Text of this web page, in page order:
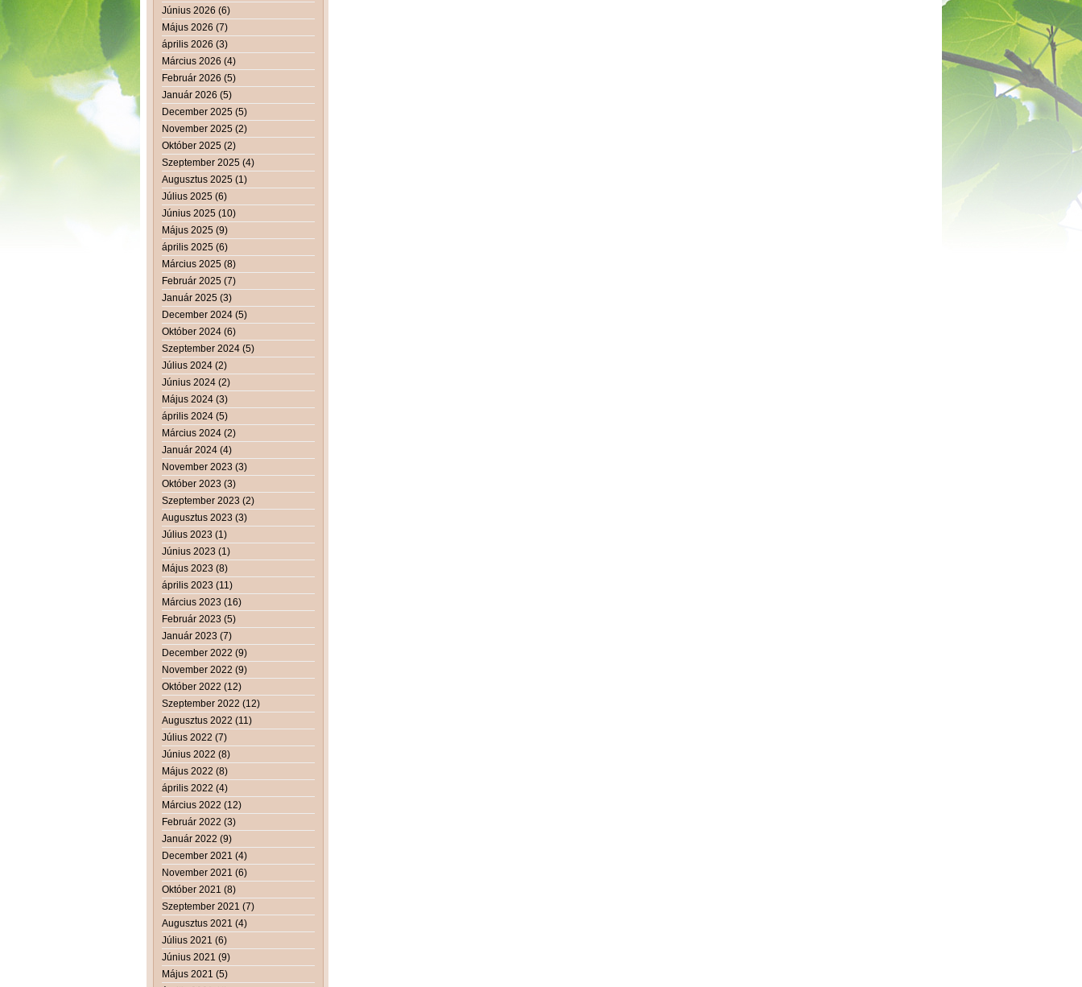
Június 2026 (6)
Május 2026 (7)
április 2026 (3)
Március 2026 (4)
Február 2026 (5)
Január 2026 (5)
December 2025 (5)
November 2025 (2)
Október 2025 (2)
Szeptember 2025 (4)
Augusztus 2025 (1)
Július 2025 (6)
Június 2025 (10)
Május 2025 (9)
április 2025 (6)
Március 2025 (8)
Február 2025 (7)
Január 2025 (3)
December 2024 (5)
Október 2024 (6)
Szeptember 2024 (5)
Július 2024 (2)
Június 2024 (2)
Május 2024 (3)
április 2024 (5)
Március 2024 (2)
Január 2024 (4)
November 2023 (3)
Október 2023 (3)
Szeptember 2023 (2)
Augusztus 2023 (3)
Július 2023 (1)
Június 2023 (1)
Május 2023 (8)
április 2023 (11)
Március 2023 (16)
Február 2023 (5)
Január 2023 (7)
December 2022 (9)
November 2022 (9)
Október 2022 (12)
Szeptember 2022 (12)
Augusztus 2022 (11)
Július 2022 (7)
Június 2022 (8)
Május 2022 (8)
április 2022 (4)
Március 2022 (12)
Február 2022 (3)
Január 2022 (9)
December 2021 (4)
November 2021 (6)
Október 2021 (8)
Szeptember 2021 (7)
Augusztus 2021 (4)
Július 2021 (6)
Június 2021 (9)
Május 2021 (5)